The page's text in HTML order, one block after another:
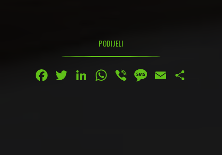
PODIJELI
Facebook
TwitterLinkedIn
WhatsApp
ViberMessage
Email